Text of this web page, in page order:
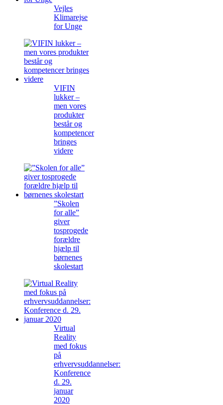
Vejles
Klimarejse
for Unge
VIFIN
lukker –
men vores
produkter
består og
kompetencer
bringes
videre
”Skolen
for alle”
giver
tosprogede
forældre
hjælp til
børnenes
skolestart
Virtual
Reality
med fokus
på
erhvervsuddannelser:
Konference
d. 29.
januar
2020